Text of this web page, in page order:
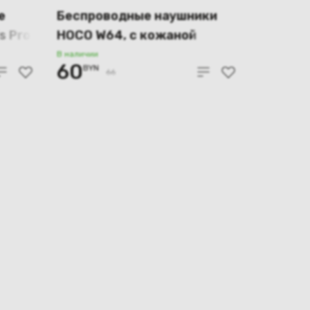
Беспроводные наушники
HOCO W64, с кожаной
вставкой (чёрный)
В наличии
60BYN 66